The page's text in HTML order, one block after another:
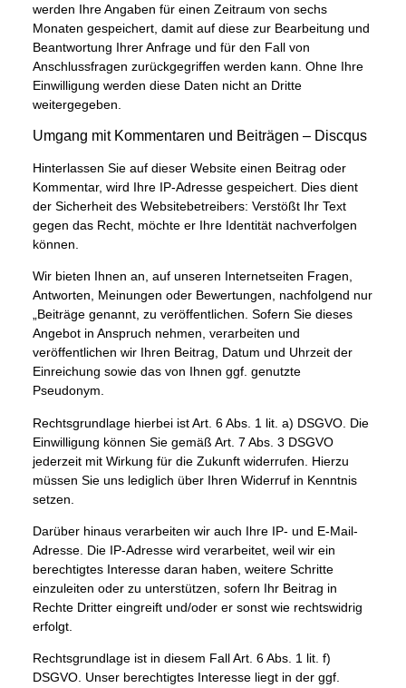
werden Ihre Angaben für einen Zeitraum von sechs
Monaten gespeichert, damit auf diese zur Bearbeitung und
Beantwortung Ihrer Anfrage und für den Fall von
Anschlussfragen zurückgegriffen werden kann. Ohne Ihre
Einwilligung werden diese Daten nicht an Dritte
weitergegeben.
Umgang mit Kommentaren und Beiträgen – Discqus
Hinterlassen Sie auf dieser Website einen Beitrag oder
Kommentar, wird Ihre IP-Adresse gespeichert. Dies dient
der Sicherheit des Websitebetreibers: Verstößt Ihr Text
gegen das Recht, möchte er Ihre Identität nachverfolgen
können.
Wir bieten Ihnen an, auf unseren Internetseiten Fragen,
Antworten, Meinungen oder Bewertungen, nachfolgend nur
„Beiträge genannt, zu veröffentlichen. Sofern Sie dieses
Angebot in Anspruch nehmen, verarbeiten und
veröffentlichen wir Ihren Beitrag, Datum und Uhrzeit der
Einreichung sowie das von Ihnen ggf. genutzte
Pseudonym.
Rechtsgrundlage hierbei ist Art. 6 Abs. 1 lit. a) DSGVO. Die
Einwilligung können Sie gemäß Art. 7 Abs. 3 DSGVO
jederzeit mit Wirkung für die Zukunft widerrufen. Hierzu
müssen Sie uns lediglich über Ihren Widerruf in Kenntnis
setzen.
Darüber hinaus verarbeiten wir auch Ihre IP- und E-Mail-
Adresse. Die IP-Adresse wird verarbeitet, weil wir ein
berechtigtes Interesse daran haben, weitere Schritte
einzuleiten oder zu unterstützen, sofern Ihr Beitrag in
Rechte Dritter eingreift und/oder er sonst wie rechtswidrig
erfolgt.
Rechtsgrundlage ist in diesem Fall Art. 6 Abs. 1 lit. f)
DSGVO. Unser berechtigtes Interesse liegt in der ggf.